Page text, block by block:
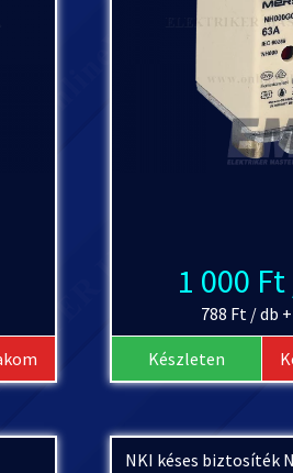
1 000
788 Ft / db +
Készleten
NKI késes biztosíték